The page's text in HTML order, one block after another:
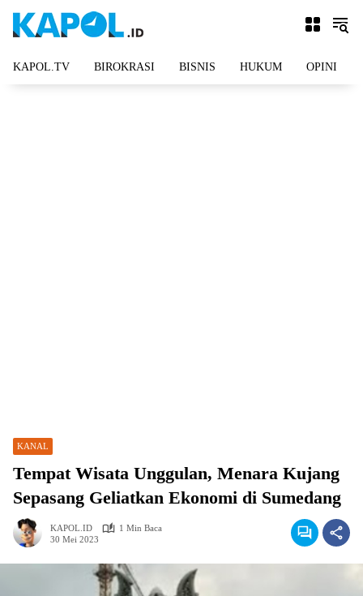
KAPOL.TV BIROKRASI BISNIS HUKUM OPINI
KANAL
Tempat Wisata Unggulan, Menara Kujang
Sepasang Geliatkan Ekonomi di Sumedang
KAPOL.ID
1 Min Baca
30 Mei 2023